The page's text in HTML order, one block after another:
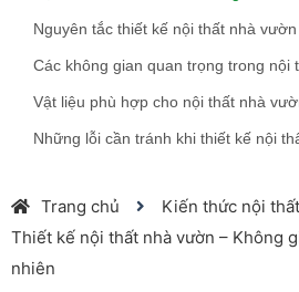
Trang chủ
Kiến thức nội thất
Thiết kế nội thất nhà vườn – Không
nhiên
Nguyên tắc thiết kế nội thất nhà vườn
Các không gian quan trọng trong nội
Vật liệu phù hợp cho nội thất nhà
Những lỗi cần tránh khi thiết kế nội